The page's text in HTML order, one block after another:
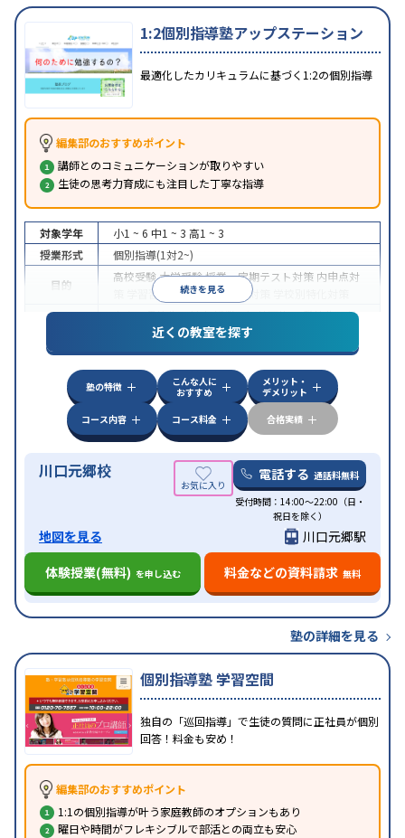
1:2個別指導塾アップステーション
最適化したカリキュラムに基づく1:2の個別指導
編集部のおすすめポイント
講師とのコミュニケーションが取りやすい
生徒の思考力育成にも注目した丁寧な指導
続きを見る
対象学年 小1 ~ 6 中1 ~ 3 高1 ~ 3
授業形式
個別指導(1対2~)
目的
高校受験大学受験授業・定期テスト対策 内申点対
学習習慣の定着推薦入試対策
中高一貫校生に対応授業の振替可能不登校生に対
オンライン対応1科目から受講可能
みの受講可発達障害の子どもに対応自習室あり
近くの教室を探す
塾の特徴
こんな人に
おすすめ
メリット・
デメリット
コース内容
コース料金 合格実績
川口元郷校 電話する 通話料無料
受付時間：14:00～22:00（日・
祝日を除く）
地図を見る
川口元郷駅
体験授業(無料) を申し込む 料金などの資料請求 無料
塾の詳細を見る
個別指導塾 学習空間
独自の「巡回指導」で生徒の質問に正社員が個別
回答！料金も安め！
編集部のおすすめポイント
1:1の個別指導が叶う家庭教師のオプションもあり
曜日や時間がフレキシブルで部活との両立も安心